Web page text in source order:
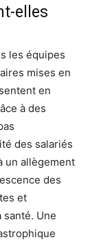
elles
les équipes
mises en
en
à des
des salariés
un allègement
des
et
santé. Une